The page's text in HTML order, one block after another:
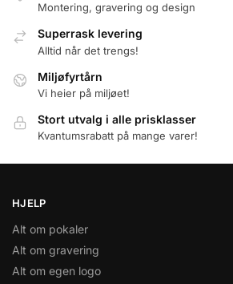
Montering, gravering og design
Superrask levering
Alltid når det trengs!
Miljøfyrtårn
Vi heier på miljøet!
Stort utvalg i alle prisklasser
Kvantumsrabatt på mange varer!
HJELP
Alt om pokaler
Alt om gravering
Alt om egen logo